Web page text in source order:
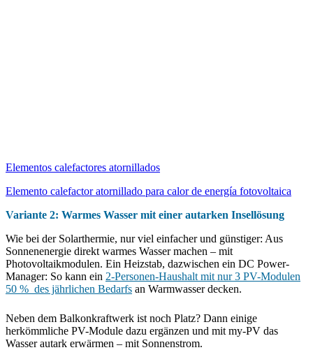
Elementos calefactores atornillados
Elemento calefactor atornillado para calor de energía fotovoltaica
Variante 2: Warmes Wasser mit einer autarken Insellösung
Wie bei der Solarthermie, nur viel einfacher und günstiger: Aus
Sonnenenergie direkt warmes Wasser machen – mit
Photovoltaikmodulen. Ein Heizstab, dazwischen ein DC Power-
Manager: So kann ein 2-Personen-Haushalt mit nur 3 PV-Modulen
50 % des jährlichen Bedarfs an Warmwasser decken.
Neben dem Balkonkraftwerk ist noch Platz? Dann einige
herkömmliche PV-Module dazu ergänzen und mit my-PV das
Wasser autark erwärmen – mit Sonnenstrom.